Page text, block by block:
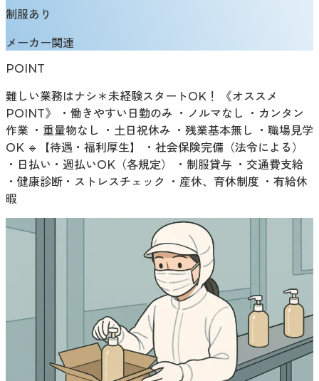
制服あり
メーカー関連
POINT
難しい業務はナシ＊未経験スタートOK！ 《オススメ
POINT》 ・働きやすい日勤のみ ・ノルマなし ・カンタン
作業 ・重量物なし ・土日祝休み ・残業基本無し ・職場見学
OK 🔹【待遇・福利厚生】 ・社会保険完備（法令による）
・日払い・週払いOK（各規定） ・制服貸与 ・交通費支給
・健康診断・ストレスチェック ・産休、育休制度 ・有給休
暇